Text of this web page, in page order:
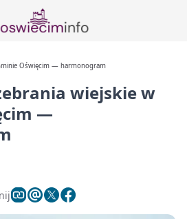
Oświęcim — harmonogram
wiejskie w
—